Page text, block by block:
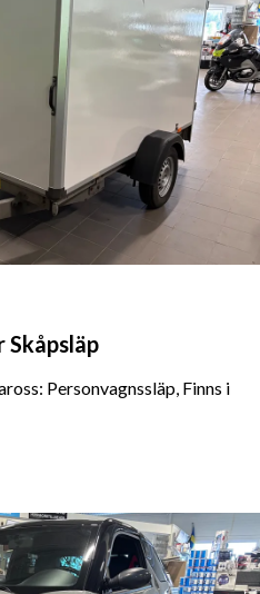
Skåpsläp
Personvagnssläp, Finns i